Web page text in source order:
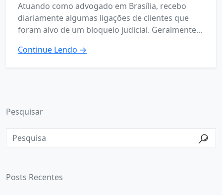
Atuando como advogado em Brasília, recebo
diariamente algumas ligações de clientes que
foram alvo de um bloqueio judicial. Geralmente...
Continue Lendo →
Pesquisar
Posts Recentes